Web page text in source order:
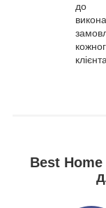
до
Best